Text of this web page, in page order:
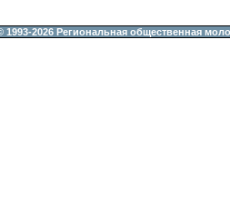
1993-2026 Региональная общественная